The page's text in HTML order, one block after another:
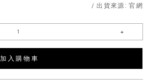
/ 出貨來源:官網
加 入 購 物 車